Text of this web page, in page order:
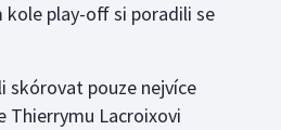
kole play-off si poradili se
skórovat pouze nejvíce
Thierrymu Lacroixovi